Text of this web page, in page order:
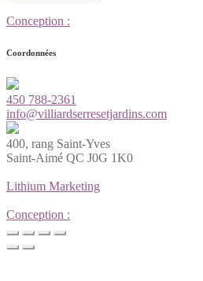
Conception :
Coordonnées
450 788-2361
info@villiardserresetjardins.com
400, rang Saint-Yves
Saint-Aimé QC J0G 1K0
Lithium Marketing
Conception :